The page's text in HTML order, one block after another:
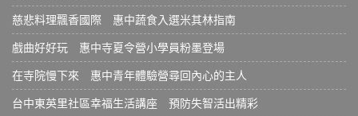
慈悲料理飄香國際 惠中蔬食入選米其林指南
戲曲好好玩 惠中寺夏令營小學員粉墨登場
在寺院慢下來 惠中青年體驗營尋回內心的主人
台中東英里社區幸福生活講座 預防失智活出精彩